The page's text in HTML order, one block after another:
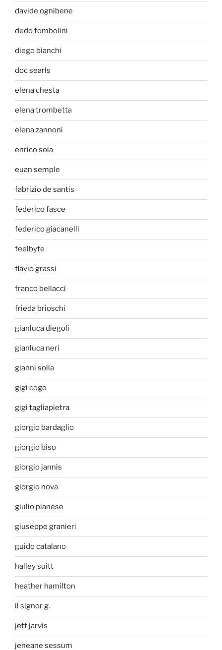
davide ognibene
dedo tombolini
diego bianchi
doc searls
elena chesta
elena trombetta
elena zannoni
enrico sola
euan semple
fabrizio de santis
federico fasce
federico giacanelli
feelbyte
flavio grassi
franco bellacci
frieda brioschi
gianluca diegoli
gianluca neri
gianni solla
gigi cogo
gigi tagliapietra
giorgio bardaglio
giorgio biso
giorgio jannis
giorgio nova
giulio pianese
giuseppe granieri
guido catalano
halley suitt
heather hamilton
il signor g.
jeff jarvis
jeneane sessum